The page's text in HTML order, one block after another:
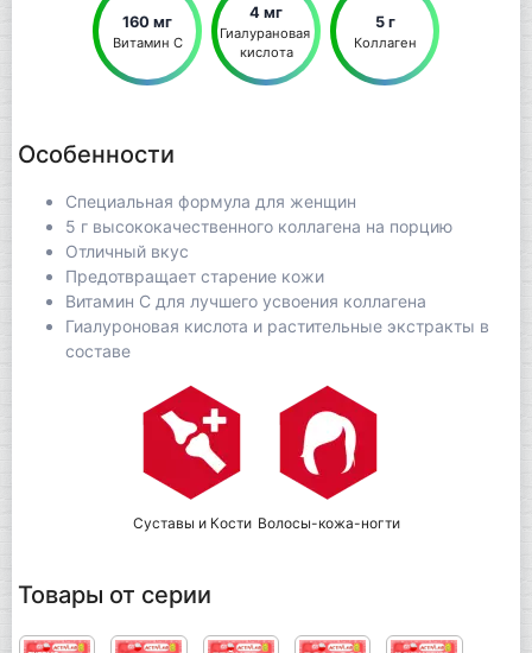
160 мг
Витамин С
4 мг
Гиалурановая
кислота
5 г
Коллаген
Особенности
Специальная формула для женщин
5 г высококачественного коллагена на порцию
Отличный вкус
Предотвращает старение кожи
Витамин С для лучшего усвоения коллагена
Гиалуроновая кислота и растительные экстракты в
составе
Суставы и Кости Волосы-кожа-ногти
Товары от серии